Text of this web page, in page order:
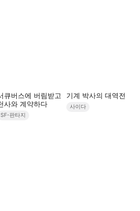
큐버스에 버림받고
사와 계약하다
SF-판타지
기계 박사의 대역전
사이다